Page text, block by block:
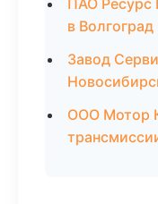
ПАО Ресурс
в Волгоград
Завод
ООО Мотор